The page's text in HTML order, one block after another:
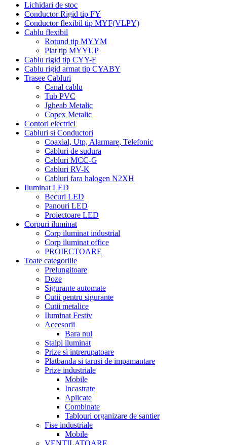
Lichidari de stoc
Conductor Rigid tip FY
Conductor flexibil tip MYF(VLPY)
Cablu flexibil
Rotund tip MYYM
Plat tip MYYUP
Cablu rigid tip CYY-F
Cablu rigid armat tip CYABY
Trasee Cabluri
Canal cablu
Tub PVC
Jgheab Metalic
Copex Metalic
Contori electrici
Cabluri si Conductori
Coaxial, Utp, Alarmare, Telefonic
Cabluri de sudura
Cabluri MCC-G
Cabluri RV-K
Cabluri fara halogen N2XH
Iluminat LED
Becuri LED
Panouri LED
Proiectoare LED
Corpuri iluminat
Corp iluminat industrial
Corp iluminat office
PROIECTOARE
Toate categoriile
Prelungitoare
Doze
Sigurante automate
Cutii pentru sigurante
Cutii metalice
Iluminat Festiv
Accesorii
Bara nul
Stalpi iluminat
Prize si intrerupatoare
Platbanda si tarusi de impamantare
Prize industriale
Mobile
Incastrate
Aplicate
Combinate
Tablouri organizare de santier
Fise industriale
Mobile